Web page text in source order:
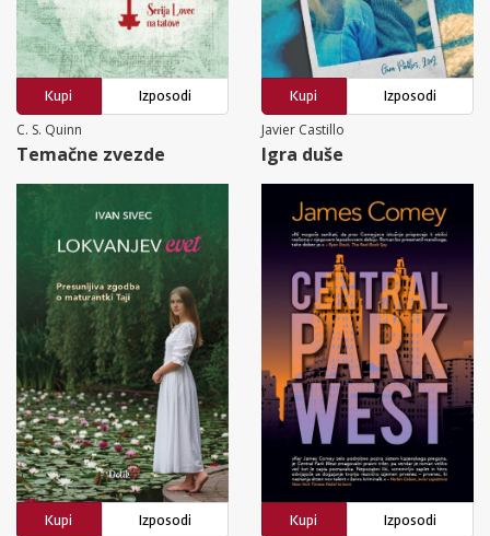
Kupi
Izposodi
C. S. Quinn
Temačne zvezde
Kupi
Izposodi
Javier Castillo
Igra duše
Kupi
Izposodi
Kupi
Izposodi